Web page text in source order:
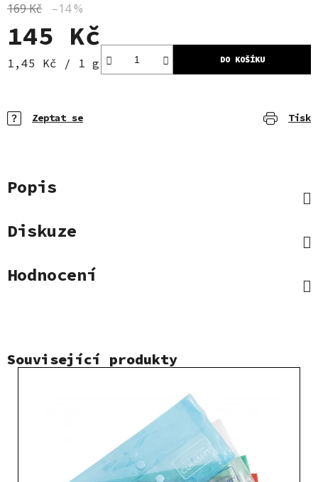
169 Kč –14 %
145 Kč
Měrná cena:
1,45 Kč / 1 g DO KOŠÍKU
Tisk
Zeptat se
Popis
Diskuze
Hodnocení
Související produkty